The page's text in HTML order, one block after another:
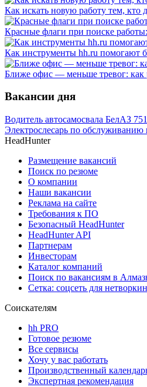
Как искать новую работу тем, кто
Красные флаги при поиске
Как инструменты hh.ru помогают
Ближе офис — меньше тревог: как
Вакансии дня
Водитель автосамосвала БелАЗ
Электрослесарь по обслуживанию
HeadHunter
Размещение вакансий
Поиск по резюме
О компании
Наши вакансии
Реклама на сайте
Требования к ПО
Безопасный HeadHunter
HeadHunter API
Партнерам
Инвесторам
Каталог компаний
Поиск по вакансиям в
Сетка: соцсеть для
Соискателям
hh PRO
Готовое резюме
Все сервисы
Хочу у вас работать
Производственный
Экспертная рекомендация